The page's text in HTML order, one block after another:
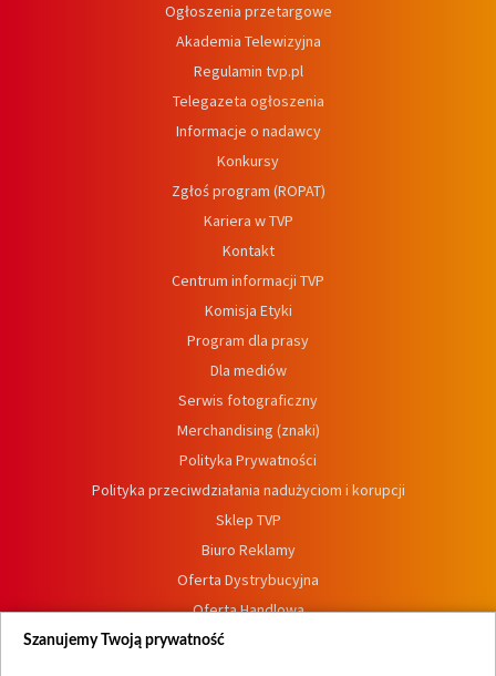
Ogłoszenia przetargowe
Akademia Telewizyjna
Regulamin tvp.pl
Telegazeta ogłoszenia
Informacje o nadawcy
Konkursy
Zgłoś program (ROPAT)
Kariera w TVP
Kontakt
Centrum informacji TVP
Komisja Etyki
Program dla prasy
Dla mediów
Serwis fotograficzny
Merchandising (znaki)
Polityka Prywatności
Polityka przeciwdziałania nadużyciom i korupcji
Sklep TVP
Biuro Reklamy
Oferta Dystrybucyjna
Oferta Handlowa
Dostępność
Szanujemy Twoją prywatność